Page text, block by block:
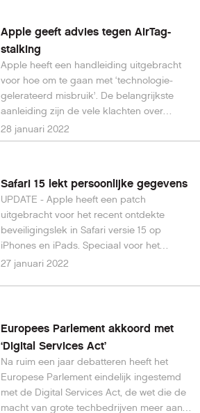
Apple geeft advies tegen AirTag-
stalking
Apple heeft een handleiding uitgebracht
voor hoe om te gaan met ‘technologie-
gelerateerd misbruik’. De belangrijkste
aanleiding zijn de vele klachten over
stalking met behulp van Apple's eigen
AirTag-tracker.
28 januari 2022
Safari 15 lekt persoonlijke gegevens
UPDATE - Apple heeft een patch
uitgebracht voor het recent ontdekte
beveiligingslek in Safari versie 15 op
iPhones en iPads. Speciaal voor het
dichten van dit lek zijn gisteravond iOS en
27 januari 2022
Europees Parlement akkoord met
‘Digital Services Act’
Na ruim een jaar debatteren heeft het
Europese Parlement eindelijk ingestemd
met de Digital Services Act, de wet die de
macht van grote techbedrijven meer aan